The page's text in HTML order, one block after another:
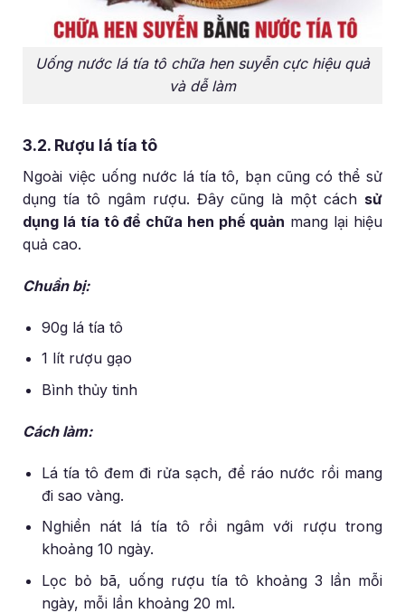
Uống nước lá tía tô chữa hen suyễn cực hiệu quả
và dễ làm
3.2. Rượu lá tía tô
Ngoài việc uống nước lá tía tô, bạn cũng có thể sử
dụng tía tô ngâm rượu. Đây cũng là một cách sử
dụng lá tía tô để chữa hen phế quản mang lại hiệu
quả cao.
Chuẩn bị:
90g lá tía tô
1 lít rượu gạo
Bình thủy tinh
Cách làm:
Lá tía tô đem đi rửa sạch, để ráo nước rồi mang
đi sao vàng.
Nghiền nát lá tía tô rồi ngâm với rượu trong
khoảng 10 ngày.
Lọc bỏ bã, uống rượu tía tô khoảng 3 lần mỗi
ngày, mỗi lần khoảng 20 ml.